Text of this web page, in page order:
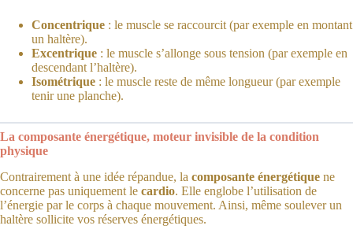
Concentrique : le muscle se raccourcit (par exemple en montant
un haltère).
Excentrique : le muscle s’allonge sous tension (par exemple en
descendant l’haltère).
Isométrique : le muscle reste de même longueur (par exemple
tenir une planche).
La composante énergétique, moteur invisible de la condition
physique
Contrairement à une idée répandue, la composante énergétique ne
concerne pas uniquement le cardio. Elle englobe l’utilisation de
l’énergie par le corps à chaque mouvement. Ainsi, même soulever un
haltère sollicite vos réserves énergétiques.